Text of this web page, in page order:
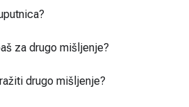
za drugo mišljenje?
drugo mišljenje?